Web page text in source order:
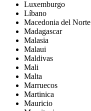
Luxemburgo
Líbano
Macedonia del Norte
Madagascar
Malasia
Malaui
Maldivas
Mali
Malta
Marruecos
Martinica
Mauricio